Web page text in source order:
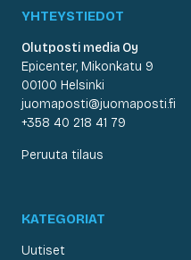
YHTEYSTIEDOT
Olutposti media Oy
Epicenter, Mikonkatu 9
00100 Helsinki
juomaposti@juomaposti.fi
+358 40 218 41 79
Peruuta tilaus
KATEGORIAT
Uutiset